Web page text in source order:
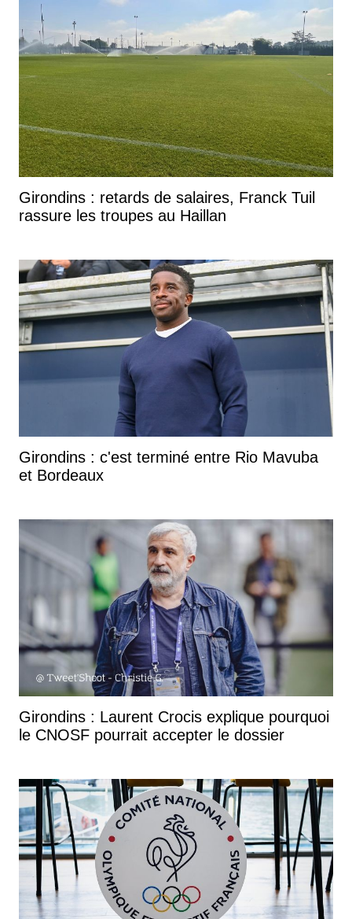
Girondins : retards de salaires, Franck Tuil
rassure les troupes au Haillan
Girondins : c'est terminé entre Rio Mavuba
et Bordeaux
Girondins : Laurent Crocis explique pourquoi
le CNOSF pourrait accepter le dossier